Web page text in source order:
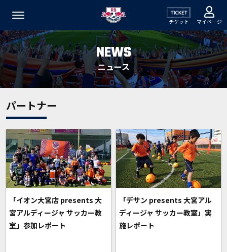
チケット マイページ
NEWS
ニュース
パートナー
「イオン大宮店 presents 大
宮アルディージャ サッカー教
室」参加レポート
「デサン presents 大宮アル
ディージャ サッカー教室」実
施レポート